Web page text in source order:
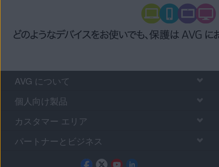
AVG について
個人向け製品
カスタマー エリア
パートナーとビジネス